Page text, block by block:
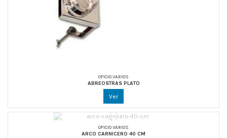
OFICIO VARIOS
ABREOSTRAS PLATO
Ver
OFICIO VARIOS
ARCO CARNICERO 40 CM